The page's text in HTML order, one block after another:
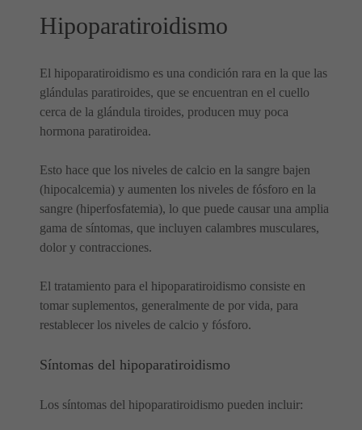
Hipoparatiroidismo
El hipoparatiroidismo es una condición rara en la que las
glándulas paratiroides, que se encuentran en el cuello
cerca de la glándula tiroides, producen muy poca
hormona paratiroidea.
Esto hace que los niveles de calcio en la sangre bajen
(hipocalcemia) y aumenten los niveles de fósforo en la
sangre (hiperfosfatemia), lo que puede causar una amplia
gama de síntomas, que incluyen calambres musculares,
dolor y contracciones.
El tratamiento para el hipoparatiroidismo consiste en
tomar suplementos, generalmente de por vida, para
restablecer los niveles de calcio y fósforo.
Síntomas del hipoparatiroidismo
Los síntomas del hipoparatiroidismo pueden incluir: